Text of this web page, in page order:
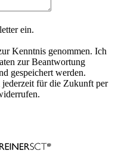
ein.
Kenntnis genommen. Ich
zur Beantwortung
gespeichert werden.
für die Zukunft per